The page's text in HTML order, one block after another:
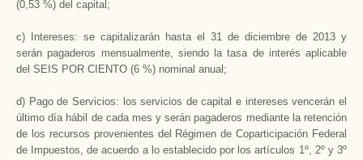
(0,53 %) del capital;
c) Intereses: se capitalizarán hasta el 31 de diciembre de 2013 y
serán pagaderos mensualmente, siendo la tasa de interés aplicable
del SEIS POR CIENTO (6 %) nominal anual;
d) Pago de Servicios: los servicios de capital e intereses vencerán el
último día hábil de cada mes y serán pagaderos mediante la retención
de los recursos provenientes del Régimen de Coparticipación Federal
de Impuestos, de acuerdo a lo establecido por los artículos 1º, 2º y 3º